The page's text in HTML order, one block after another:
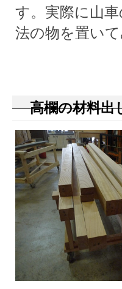
す。実際に山
法の物を置い
高欄の材料出